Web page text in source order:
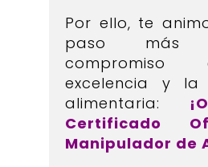
Por ello, te
paso
excelencia y la
alimentaria:
Certificado
Manipulador de